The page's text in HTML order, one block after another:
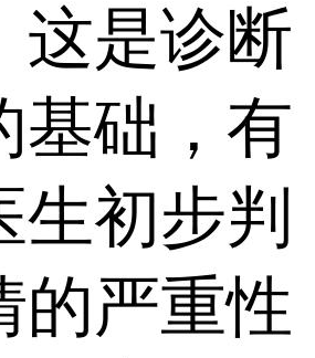
这是诊断
基础，有
生初步判
的严重性